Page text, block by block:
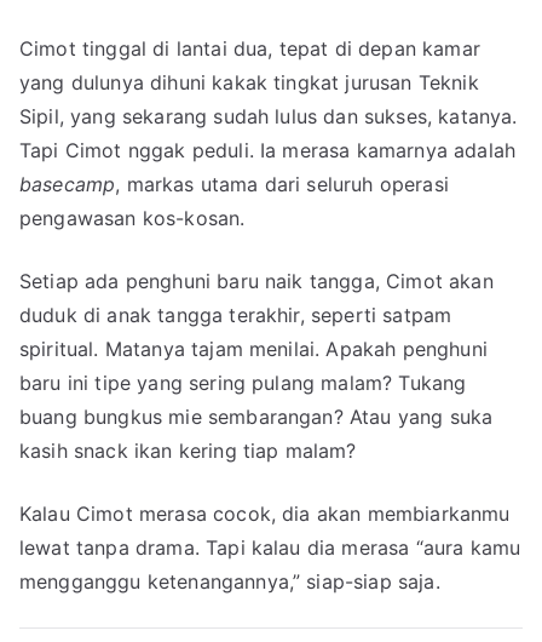
Cimot tinggal di lantai dua, tepat di depan kamar
yang dulunya dihuni kakak tingkat jurusan Teknik
Sipil, yang sekarang sudah lulus dan sukses, katanya.
Tapi Cimot nggak peduli. Ia merasa kamarnya adalah
basecamp, markas utama dari seluruh operasi
pengawasan kos-kosan.
Setiap ada penghuni baru naik tangga, Cimot akan
duduk di anak tangga terakhir, seperti satpam
spiritual. Matanya tajam menilai. Apakah penghuni
baru ini tipe yang sering pulang malam? Tukang
buang bungkus mie sembarangan? Atau yang suka
kasih snack ikan kering tiap malam?
Kalau Cimot merasa cocok, dia akan membiarkanmu
lewat tanpa drama. Tapi kalau dia merasa “aura kamu
mengganggu ketenangannya,” siap-siap saja.